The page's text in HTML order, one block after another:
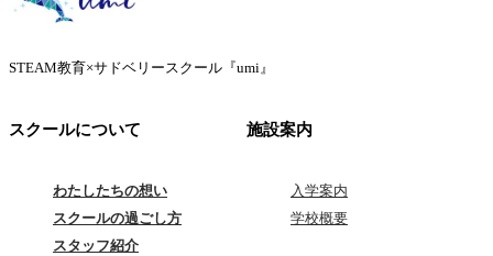
STEAM教育×サドベリースクール『umi』
スクールについて
わたしたちの想い
スクールの過ごし方
スタッフ紹介
施設案内
入学案内
学校概要